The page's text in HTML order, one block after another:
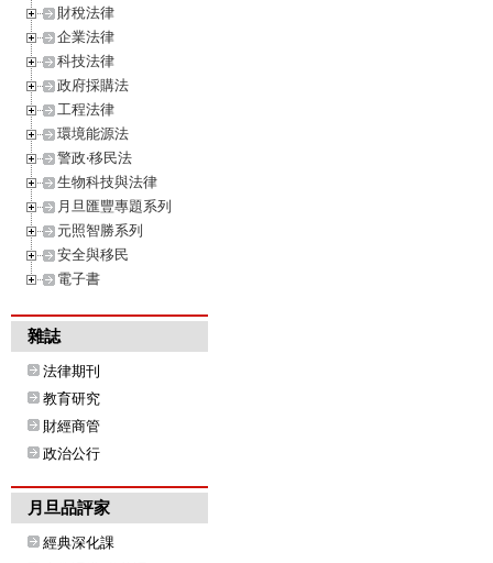
財稅法律
企業法律
科技法律
政府採購法
工程法律
環境能源法
警政‧移民法
生物科技與法律
月旦匯豐專題系列
元照智勝系列
安全與移民
電子書
雜誌
法律期刊
教育研究
財經商管
政治公行
月旦品評家
經典深化課